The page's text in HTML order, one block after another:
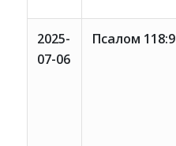
2025-
07-06
Псалом 118:9